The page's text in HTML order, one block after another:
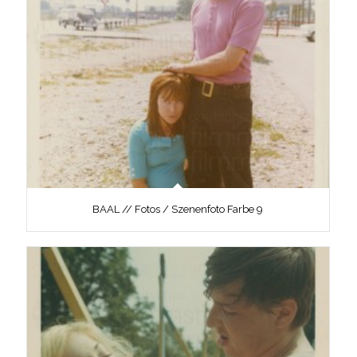
BAAL // Fotos / Szenenfoto Farbe 9